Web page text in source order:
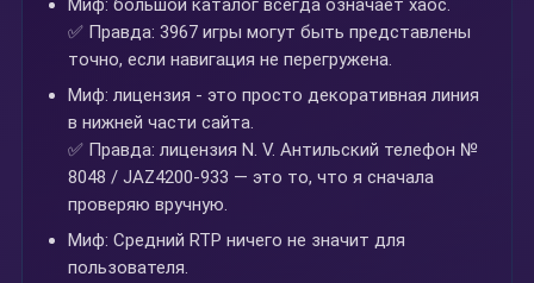
Миф: большой каталог всегда означает хаос.
✅ Правда: 3967 игры могут быть представлены
точно, если навигация не перегружена.
Миф: лицензия - это просто декоративная линия
в нижней части сайта.
✅ Правда: лицензия N. V. Антильский телефон №
8048 / JAZ4200-933 — это то, что я сначала
проверяю вручную.
Миф: Средний RTP ничего не значит для
пользователя.